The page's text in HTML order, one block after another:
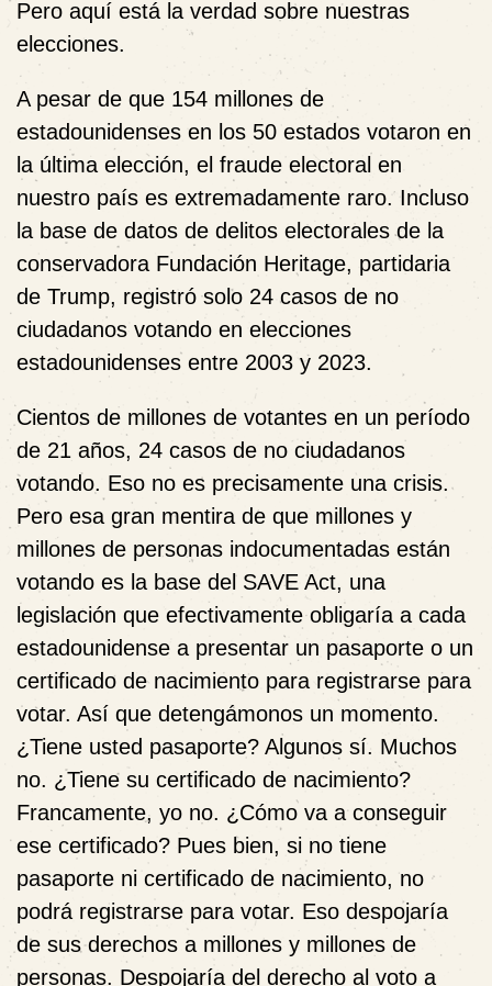
Pero aquí está la verdad sobre nuestras
elecciones.
A pesar de que 154 millones de
estadounidenses en los 50 estados votaron en
la última elección, el fraude electoral en
nuestro país es extremadamente raro. Incluso
la base de datos de delitos electorales de la
conservadora Fundación Heritage, partidaria
de Trump, registró solo 24 casos de no
ciudadanos votando en elecciones
estadounidenses entre 2003 y 2023.
Cientos de millones de votantes en un período
de 21 años, 24 casos de no ciudadanos
votando. Eso no es precisamente una crisis.
Pero esa gran mentira de que millones y
millones de personas indocumentadas están
votando es la base del SAVE Act, una
legislación que efectivamente obligaría a cada
estadounidense a presentar un pasaporte o un
certificado de nacimiento para registrarse para
votar. Así que detengámonos un momento.
¿Tiene usted pasaporte? Algunos sí. Muchos
no. ¿Tiene su certificado de nacimiento?
Francamente, yo no. ¿Cómo va a conseguir
ese certificado? Pues bien, si no tiene
pasaporte ni certificado de nacimiento, no
podrá registrarse para votar. Eso despojaría
de sus derechos a millones y millones de
personas. Despojaría del derecho al voto a